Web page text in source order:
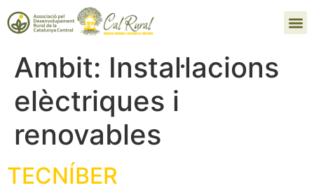
Ambit: Instal·lacions
elèctriques i
renovables
TECNÍBER